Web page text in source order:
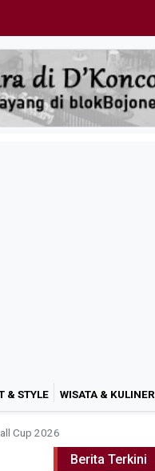
& STYLE WISATA & KULINER
Cup 2026
Berita Terkini